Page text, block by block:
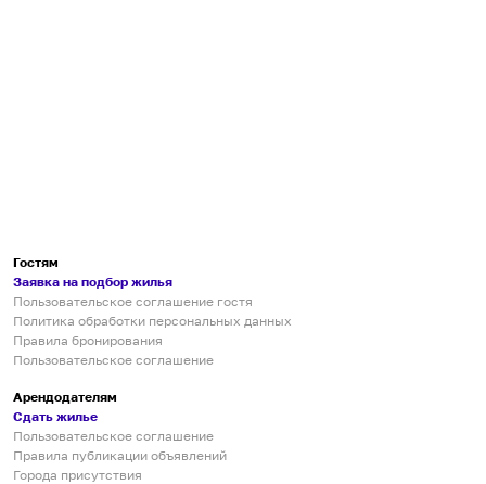
Гостям
Заявка на подбор жилья
Пользовательское соглашение гостя
Политика обработки персональных данных
Правила бронирования
Пользовательское соглашение
Арендодателям
Сдать жилье
Пользовательское соглашение
Правила публикации объявлений
Города присутствия